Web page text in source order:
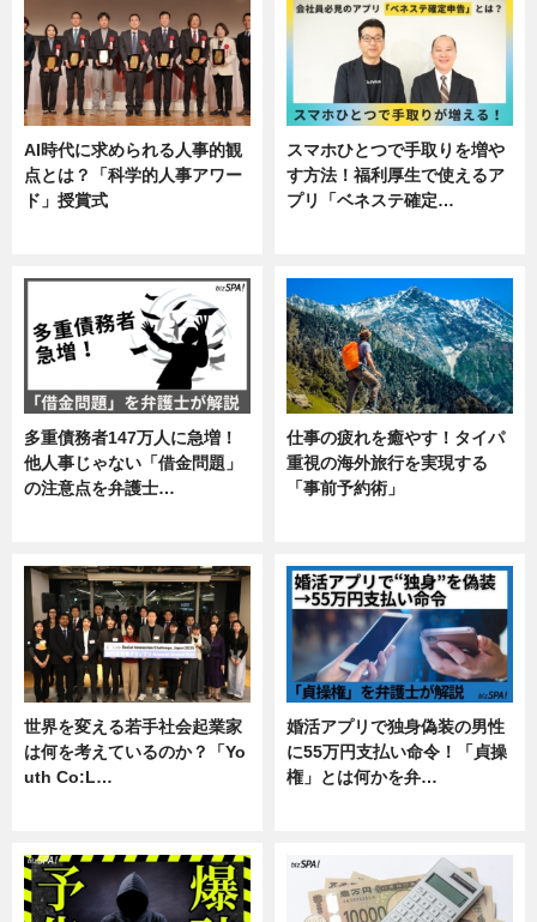
AI時代に求められる人事的観
点とは？「科学的人事アワー
ド」授賞式
スマホひとつで手取りを増や
す方法！福利厚生で使えるア
プリ「ベネステ確定…
多重債務者147万人に急増！
他人事じゃない「借金問題」
の注意点を弁護士…
仕事の疲れを癒やす！タイパ
重視の海外旅行を実現する
「事前予約術」
世界を変える若手社会起業家
は何を考えているのか？「Yo
uth Co:L…
婚活アプリで独身偽装の男性
に55万円支払い命令！「貞操
権」とは何かを弁…